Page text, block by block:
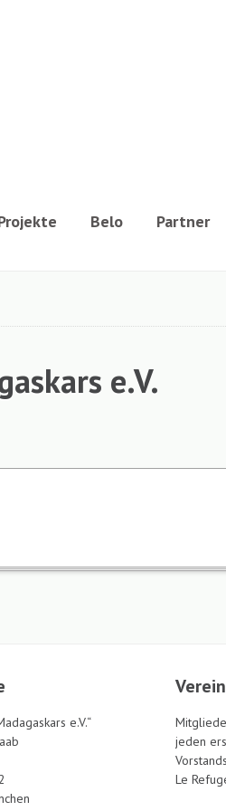
Belo Partner
e.V.
e.V.“
jeden
Le